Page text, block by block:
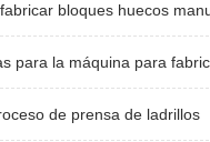
bloques huecos
para la máquina para
de prensa de ladrillos